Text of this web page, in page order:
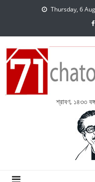
Thursday, 6
শ্রাবণ, ১৪৩৩